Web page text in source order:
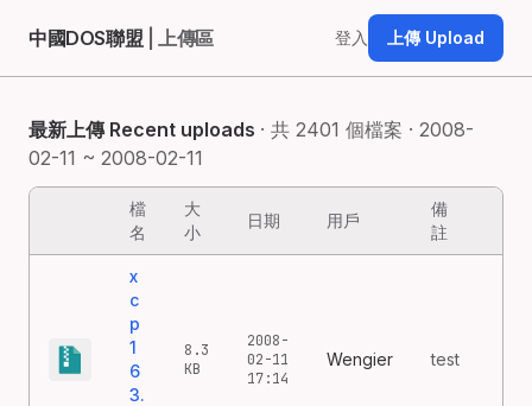
中國DOS聯盟 | 上傳區 登入 上傳 Upload
最新上傳 Recent uploads · 共 2401 個檔案 · 2008-
02-11 ~ 2008-02-11
檔
名
大
小
日期 用戶
備
註
x
c
p
1
6
3.
8.3
KB
2008-
02-11
17:14
Wengier test